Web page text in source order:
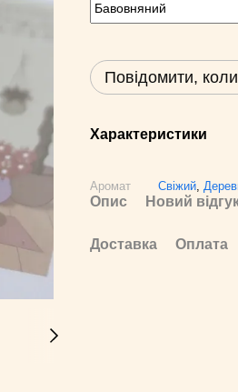
Повідомити,
Характеристики
Аромат Свіжий,
Опис Новий
Доставка Оплата